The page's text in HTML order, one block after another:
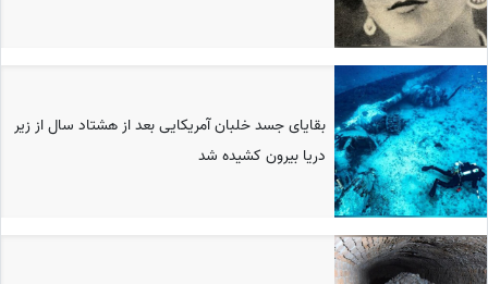
بقایای جسد خلبان آمریکایی بعد از هشتاد سال از زیر
دریا بیرون کشیده شد